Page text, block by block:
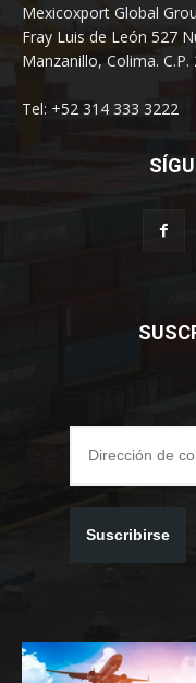
Mexicoxport Global
Fray Luis de León 527
Manzanillo, Colima. C.P.
Tel: +52 314 333 3222
Suscribirse